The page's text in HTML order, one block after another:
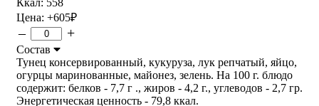
Цена: +605₽
– +
Состав
Тунец консервированный, кукуруза, лук репчатый, яйцо,
огурцы маринованные, майонез, зелень. На 100 г. блюдо
содержит: белков - 7,7 г ., жиров - 4,2 г., углеводов - 2,7 гр.
Энергетическая ценность - 79,8 ккал.